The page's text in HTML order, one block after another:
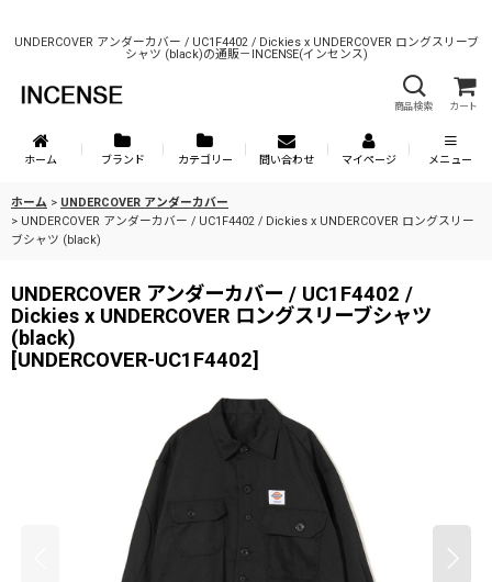
UNDERCOVER アンダーカバー / UC1F4402 / Dickies x UNDERCOVER ロングスリーブ
シャツ (black)の通販－INCENSE(インセンス)
商品検索 カート
ホーム ブランド カテゴリー 問い合わせ マイページ メニュー
ホーム > UNDERCOVER アンダーカバー
> UNDERCOVER アンダーカバー / UC1F4402 / Dickies x UNDERCOVER ロングスリー
ブシャツ (black)
UNDERCOVER アンダーカバー / UC1F4402 /
Dickies x UNDERCOVER ロングスリーブシャツ
(black)
[UNDERCOVER-UC1F4402]